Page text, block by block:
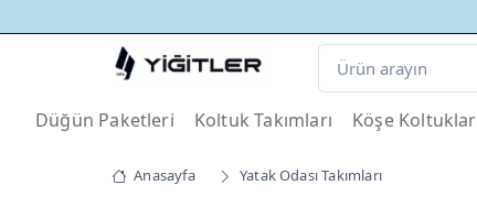
Düğün Paketleri Koltuk Takımları Köşe Koltuklar
Anasayfa Yatak Odası Takımları